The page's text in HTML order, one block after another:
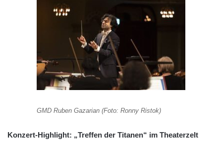
GMD Ruben Gazarian (Foto: Ronny Ristok)
Konzert-Highlight: „Treffen der Titanen“ im Theaterzelt